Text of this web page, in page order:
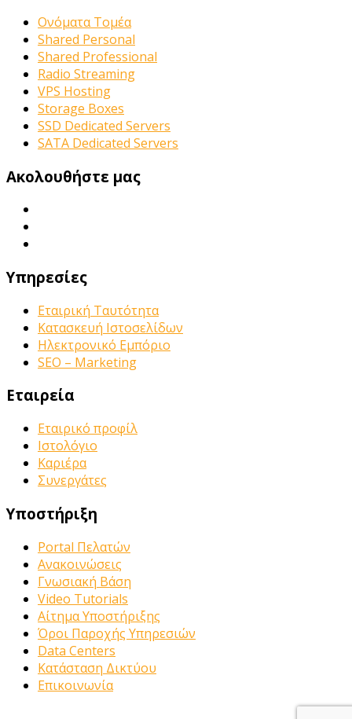
Ονόματα Τομέα
Shared Personal
Shared Professional
Radio Streaming
VPS Hosting
Storage Boxes
SSD Dedicated Servers
SATA Dedicated Servers
Ακολουθήστε μας
Υπηρεσίες
Εταιρική Ταυτότητα
Κατασκευή Ιστοσελίδων
Ηλεκτρονικό Εμπόριο
SEO – Marketing
Εταιρεία
Εταιρικό προφίλ
Ιστολόγιο
Καριέρα
Συνεργάτες
Υποστήριξη
Portal Πελατών
Ανακοινώσεις
Γνωσιακή Βάση
Video Tutorials
Αίτημα Υποστήριξης
Όροι Παροχής Υπηρεσιών
Data Centers
Κατάσταση Δικτύου
Επικοινωνία